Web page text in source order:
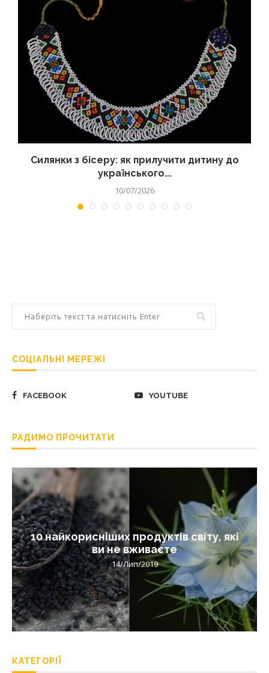
Силянки з бісеру: як прилучити дитину до
українського...
10/07/2026
СОЦІАЛЬНІ МЕРЕЖІ
FACEBOOK YOUTUBE
РАДИМО ПРОЧИТАТИ
10 найкорисніших продуктів світу, які
ви не вживаєте
14/Лип/2019
КАТЕГОРІЇ